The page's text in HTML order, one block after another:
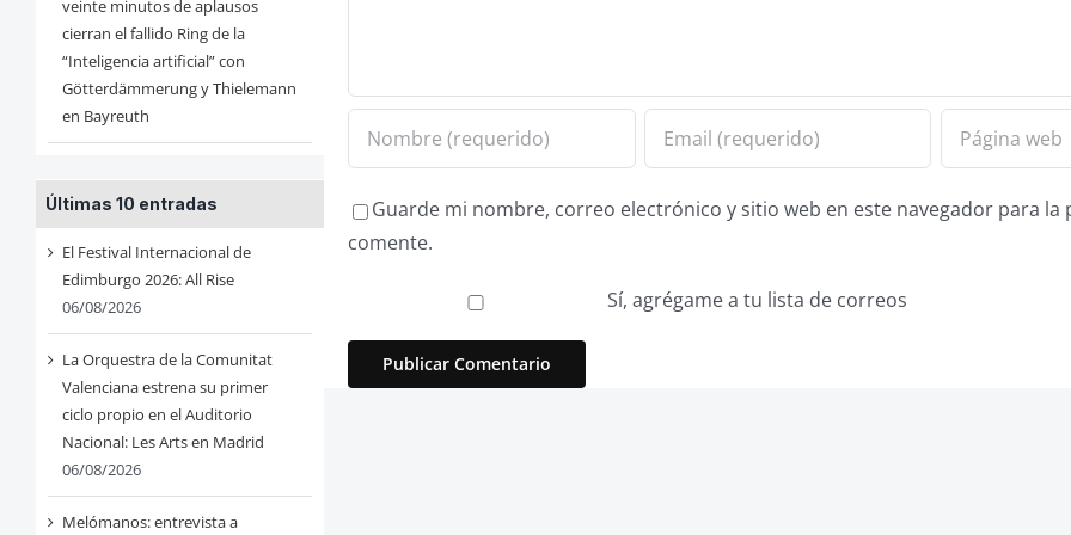
veinte minutos de aplausos
cierran el fallido Ring de la
“Inteligencia artificial” con
Götterdämmerung y Thielemann
en Bayreuth
Últimas 10 entradas
El Festival Internacional de
Edimburgo 2026: All Rise
06/08/2026
La Orquestra de la Comunitat
Valenciana estrena su primer
ciclo propio en el Auditorio
Nacional: Les Arts en Madrid
06/08/2026
Melómanos: entrevista a
Guarde mi nombre, correo electrónico y sitio web en este navegador para la
comente.
Sí, agrégame a tu lista de correos